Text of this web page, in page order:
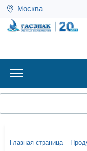
Москва
Главная страница